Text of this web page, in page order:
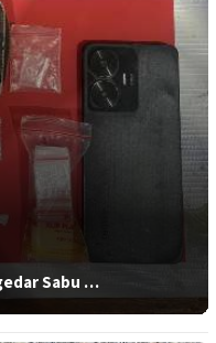
Sabu …